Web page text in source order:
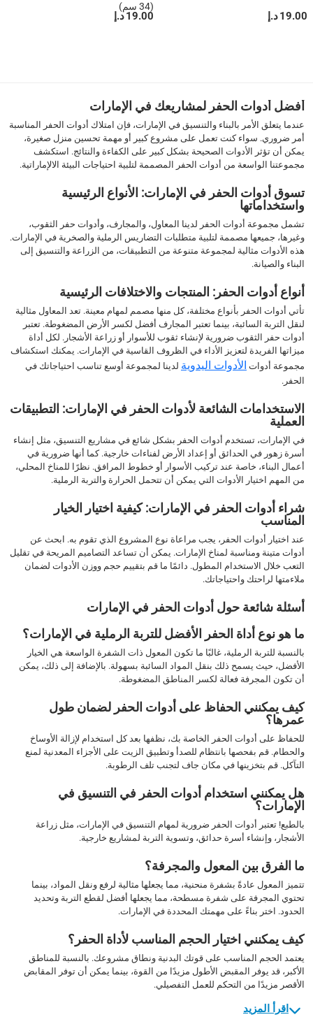
19.00 د.إ
(34 سم)
19.00 د.إ
أفضل أدوات الحفر لمشاريعك في الإمارات
عندما يتعلق الأمر بالبناء والتنسيق في الإمارات، فإن امتلاك أدوات الحفر المناسبة
أمر ضروري. سواء كنت تعمل على مشروع كبير أو مهمة تحسين منزل صغيرة،
يمكن أن تؤثر الأدوات الصحيحة بشكل كبير على الكفاءة والنتائج. استكشف
مجموعتنا الواسعة من أدوات الحفر المصممة لتلبية احتياجات البيئة الالإماراتية.
تسوق أدوات الحفر في الإمارات: الأنواع الرئيسية
واستخداماتها
تشمل مجموعة أدوات الحفر لدينا المعاول، والمجارف، وأدوات حفر الثقوب،
وغيرها، جميعها مصممة لتلبية متطلبات التضاريس الرملية والصخرية في الإمارات.
هذه الأدوات مثالية لمجموعة متنوعة من التطبيقات، من الزراعة والتنسيق إلى
البناء والصيانة.
أنواع أدوات الحفر: المنتجات والاختلافات الرئيسية
تأتي أدوات الحفر بأنواع مختلفة، كل منها مصمم لمهام معينة. تعد المعاول مثالية
لنقل التربة السائبة، بينما تعتبر المجارف أفضل لكسر الأرض المضغوطة. تعتبر
أدوات حفر الثقوب ضرورية لإنشاء ثقوب للأسوار أو زراعة الأشجار. لكل أداة
ميزاتها الفريدة لتعزيز الأداء في الظروف القاسية في الإمارات. يمكنك استكشاف
مجموعة أدوات الأدوات اليدوية لدينا لمجموعة أوسع تناسب احتياجاتك في
الحفر.
الاستخدامات الشائعة لأدوات الحفر في الإمارات: التطبيقات
العملية
في الإمارات، تستخدم أدوات الحفر بشكل شائع في مشاريع التنسيق، مثل إنشاء
أسرة زهور في الحدائق أو إعداد الأرض لفناءات خارجية. كما أنها ضرورية في
أعمال البناء، خاصة عند تركيب الأسوار أو خطوط المرافق. نظرًا للمناخ المحلي،
من المهم اختيار الأدوات التي يمكن أن تتحمل الحرارة والتربة الرملية.
شراء أدوات الحفر في الإمارات: كيفية اختيار الخيار
المناسب
عند اختيار أدوات الحفر، يجب مراعاة نوع المشروع الذي تقوم به. ابحث عن
أدوات متينة ومناسبة لمناخ الإمارات. يمكن أن تساعد التصاميم المريحة في تقليل
التعب خلال الاستخدام المطول. دائمًا ما قم بتقييم حجم ووزن الأدوات لضمان
ملاءمتها لراحتك واحتياجاتك.
أسئلة شائعة حول أدوات الحفر في الإمارات
ما هو نوع أداة الحفر الأفضل للتربة الرملية في الإمارات؟
بالنسبة للتربة الرملية، غالبًا ما تكون المعول ذات الشفرة الواسعة هي الخيار
الأفضل، حيث يسمح ذلك بنقل المواد السائبة بسهولة. بالإضافة إلى ذلك، يمكن
أن تكون المجرفة فعالة لكسر المناطق المضغوطة.
كيف يمكنني الحفاظ على أدوات الحفر لضمان طول
عمرها؟
للحفاظ على أدوات الحفر الخاصة بك، نظفها بعد كل استخدام لإزالة الأوساخ
والحطام. قم بفحصها بانتظام للصدأ وتطبيق الزيت على الأجزاء المعدنية لمنع
التآكل. قم بتخزينها في مكان جاف لتجنب تلف الرطوبة.
هل يمكنني استخدام أدوات الحفر في التنسيق في
الإمارات؟
بالطبع! تعتبر أدوات الحفر ضرورية لمهام التنسيق في الإمارات، مثل زراعة
الأشجار، وإنشاء أسرة حدائق، وتسوية التربة لمشاريع خارجية.
ما الفرق بين المعول والمجرفة؟
تتميز المعول عادةً بشفرة منحنية، مما يجعلها مثالية لرفع ونقل المواد، بينما
تحتوي المجرفة على شفرة مسطحة، مما يجعلها أفضل لقطع التربة وتحديد
الحدود. اختر بناءً على مهمتك المحددة في الإمارات.
كيف يمكنني اختيار الحجم المناسب لأداة الحفر؟
يعتمد الحجم المناسب على قوتك البدنية ونطاق مشروعك. بالنسبة للمناطق
الأكبر، قد يوفر المقبض الأطول مزيدًا من القوة، بينما يمكن أن توفر المقابض
الأقصر مزيدًا من التحكم للعمل التفصيلي.
اقرأ المزيد